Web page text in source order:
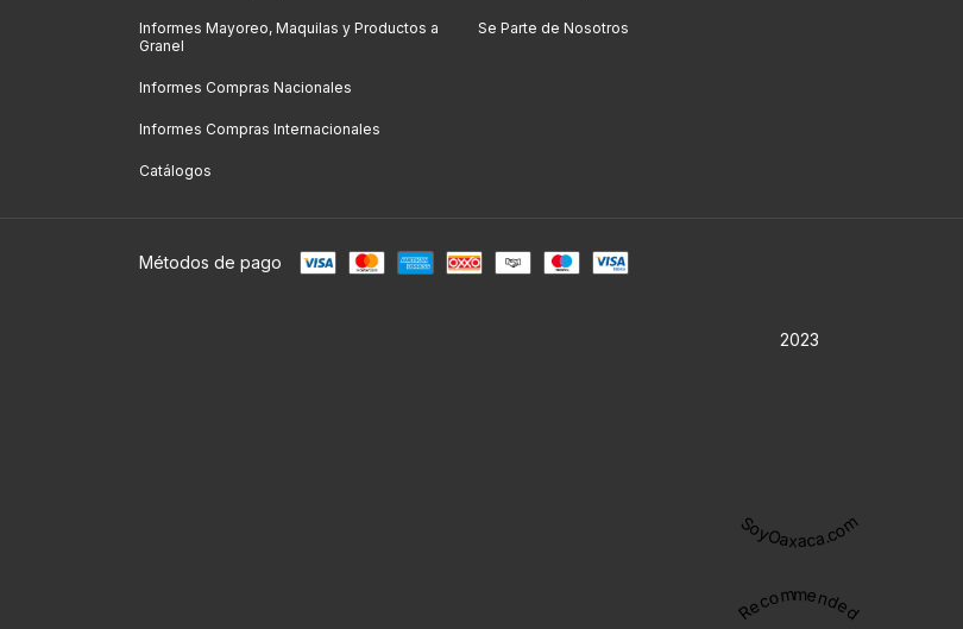
Informes Mayoreo, Maquilas y Productos a
Granel
Informes Compras Nacionales
Informes Compras Internacionales
Catálogos
Se Parte de Nosotros
Métodos de pago
2023
SoyOaxaca.com
Recommended